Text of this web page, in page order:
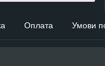
Оплата Умови